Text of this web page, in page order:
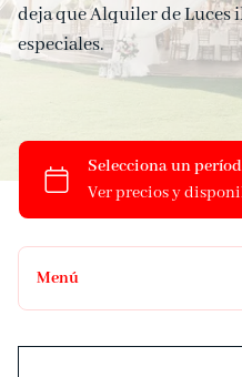
deja que Alquiler de Luces
especiales.
Menú